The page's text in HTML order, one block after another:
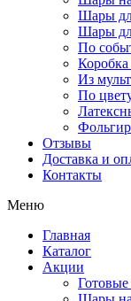
Шары
Шары
По
Из
По
Отзывы
Доставка и
Контакты
Меню
Главная
Каталог
Акции